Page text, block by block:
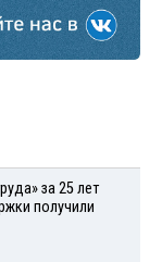
за 25 лет
получили